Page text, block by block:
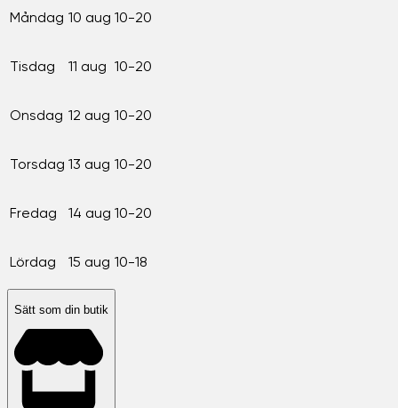
Måndag 10 aug 10-20
Tisdag 11 aug 10-20
Onsdag 12 aug 10-20
Torsdag 13 aug 10-20
Fredag 14 aug 10-20
Lördag 15 aug 10-18
Sätt som din butik